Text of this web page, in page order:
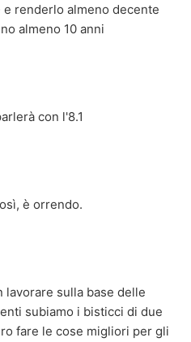
renderlo almeno decente
almeno 10 anni
con l'8.1
è orrendo.
lavorare sulla base delle
subiamo i bisticci di due
fare le cose migliori per gli